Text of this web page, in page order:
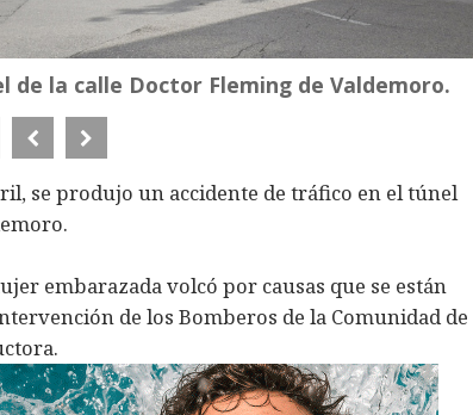
de la calle Doctor Fleming de Valdemoro.
se produjo un accidente de tráfico en el túnel
embarazada volcó por causas que se están
de los Bomberos de la Comunidad de